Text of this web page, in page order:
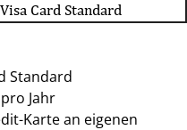
Card Standard
Standard
Jahr
Karte an eigenen